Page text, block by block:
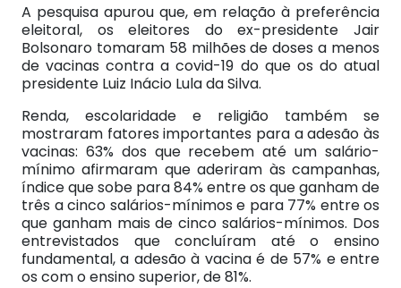
A pesquisa apurou que, em relação à preferência
eleitoral, os eleitores do ex-presidente Jair
Bolsonaro tomaram 58 milhões de doses a menos
de vacinas contra a covid-19 do que os do atual
presidente Luiz Inácio Lula da Silva.
Renda, escolaridade e religião também se
mostraram fatores importantes para a adesão às
vacinas: 63% dos que recebem até um salário-
mínimo afirmaram que aderiram às campanhas,
índice que sobe para 84% entre os que ganham de
três a cinco salários-mínimos e para 77% entre os
que ganham mais de cinco salários-mínimos. Dos
entrevistados que concluíram até o ensino
fundamental, a adesão à vacina é de 57% e entre
os com o ensino superior, de 81%.